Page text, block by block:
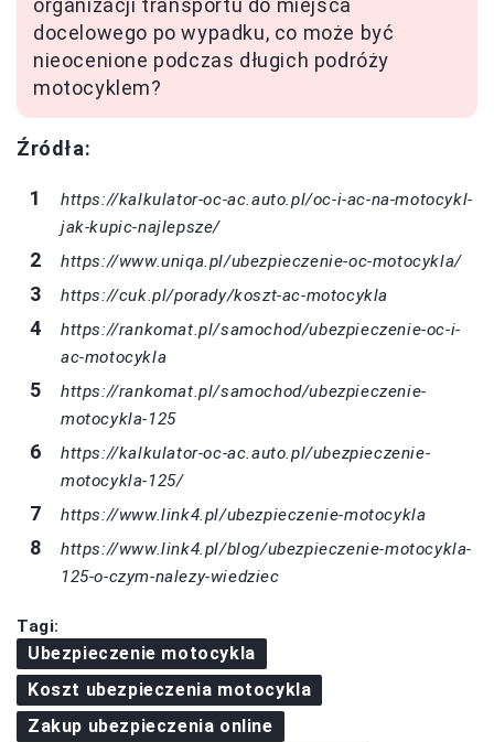
organizacji transportu do miejsca
docelowego po wypadku, co może być
nieocenione podczas długich podróży
motocyklem?
Źródła:
https://kalkulator-oc-ac.auto.pl/oc-i-ac-na-motocykl-
jak-kupic-najlepsze/
https://www.uniqa.pl/ubezpieczenie-oc-motocykla/
https://cuk.pl/porady/koszt-ac-motocykla
https://rankomat.pl/samochod/ubezpieczenie-oc-i-
ac-motocykla
https://rankomat.pl/samochod/ubezpieczenie-
motocykla-125
https://kalkulator-oc-ac.auto.pl/ubezpieczenie-
motocykla-125/
https://www.link4.pl/ubezpieczenie-motocykla
https://www.link4.pl/blog/ubezpieczenie-motocykla-
125-o-czym-nalezy-wiedziec
Tagi:
Ubezpieczenie motocykla
Koszt ubezpieczenia motocykla
Zakup ubezpieczenia online